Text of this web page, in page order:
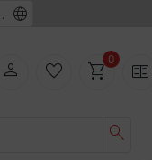
language
search
person favorite_border shopping_cart0 two_pager